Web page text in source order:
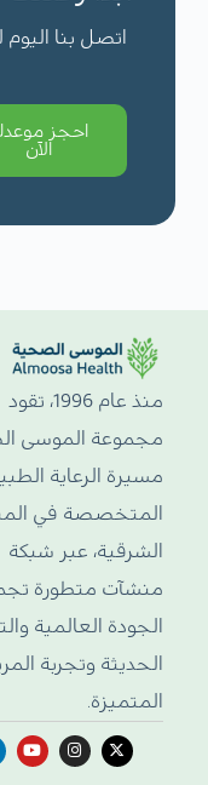
اتصل بنا
احجز
الآن
منذ عام 1996، تقود
مجموعة الموسى
مسيرة الرعاية
المتخصصة في
الشرقية، عبر شبكة
منشآت متطورة
الجودة العالمية
الحديثة وتجربة
المتميزة.